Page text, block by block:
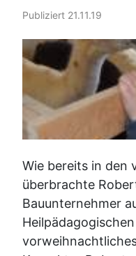
Publiziert 21.11.19
Wie bereits in den
überbrachte
Bauunternehmer